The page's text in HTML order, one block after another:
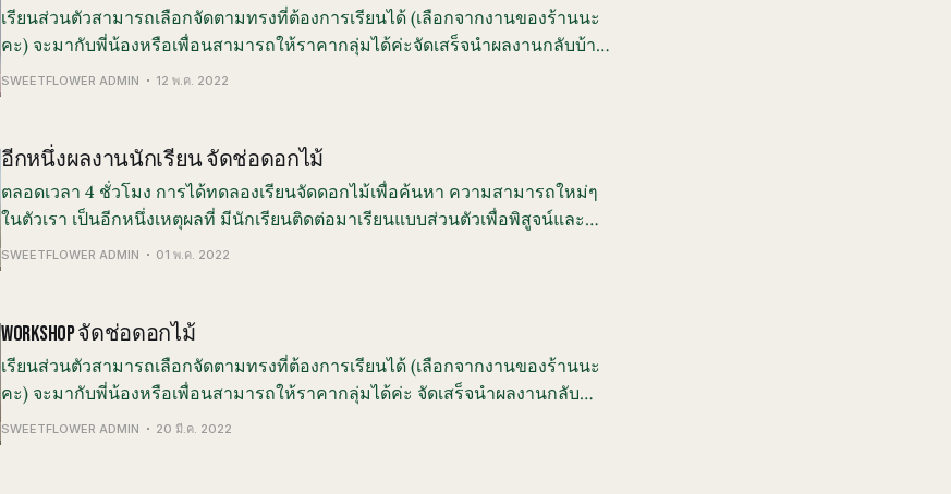
เรียนส่วนตัวสามารถเลือกจัดตามทรงที่ต้องการเรียนได้ (เลือกจากงานของร้านนะ
คะ) จะมากับพี่น้องหรือเพื่อนสามารถให้ราคากลุ่มได้ค่ะจัดเสร็จนำผลงานกลับบ้าน
ได้พร้อมความรู้และเทคนิคที่นำไปใช้งานได้จริงคอร์สของเราให้นักเรียนได้ลงมือ
SWEETFLOWER ADMIN 12 พ.ค. 2022
อีกหนึ่งผลงานนักเรียน จัดช่อดอกไม้
ตลอดเวลา 4 ชั่วโมง การได้ทดลองเรียนจัดดอกไม้เพื่อค้นหา ความสามารถใหม่ๆ
ในตัวเรา เป็นอีกหนึ่งเหตุผลที่ มีนักเรียนติดต่อมาเรียนแบบส่วนตัวเพื่อพิสูจน์และ
ค้นหาตัวเองในการจัดช่อดอกไม้สด เรียนส่วนตัวสามารถเลือกจัดตามทรงที่
SWEETFLOWER ADMIN 01 พ.ค. 2022
WORKSHOP จัดช่อดอกไม้
เรียนส่วนตัวสามารถเลือกจัดตามทรงที่ต้องการเรียนได้ (เลือกจากงานของร้านนะ
คะ) จะมากับพี่น้องหรือเพื่อนสามารถให้ราคากลุ่มได้ค่ะ จัดเสร็จนำผลงานกลับ
บ้านได้พร้อมความรู้และเทคนิคที่นำไปใช้งานได้จริง คอร์สของเราให้นักเรียนได้
SWEETFLOWER ADMIN 20 มี.ค. 2022